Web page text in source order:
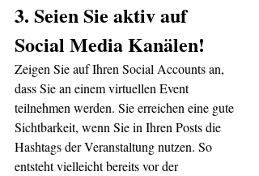
3. Seien Sie aktiv auf
Social Media Kanälen!
Zeigen Sie auf Ihren Social Accounts an,
dass Sie an einem virtuellen Event
teilnehmen werden. Sie erreichen eine gute
Sichtbarkeit, wenn Sie in Ihren Posts die
Hashtags der Veranstaltung nutzen. So
entsteht vielleicht bereits vor der